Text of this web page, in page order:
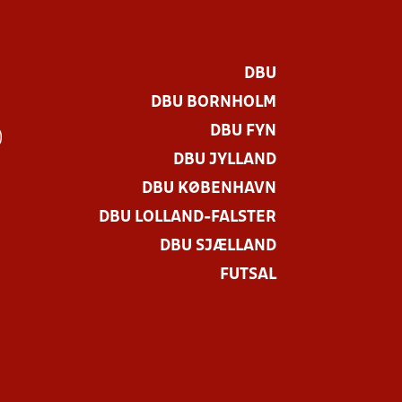
DBU
DBU BORNHOLM
DBU FYN
DBU JYLLAND
DBU KØBENHAVN
DBU LOLLAND-FALSTER
DBU SJÆLLAND
FUTSAL